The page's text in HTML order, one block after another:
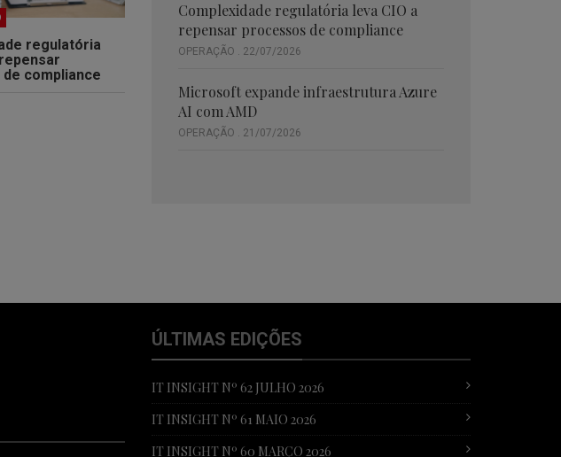
regulatória
compliance
Complexidade regulatória leva CIO a
repensar processos de compliance
OPERAÇÃO . 22/07/2026
Microsoft expande infraestrutura Azure
AI com AMD
OPERAÇÃO . 21/07/2026
ÚLTIMAS EDIÇÕES
IT INSIGHT Nº 62 JULHO 2026
IT INSIGHT Nº 61 MAIO 2026
IT INSIGHT Nº 60 MARÇO 2026